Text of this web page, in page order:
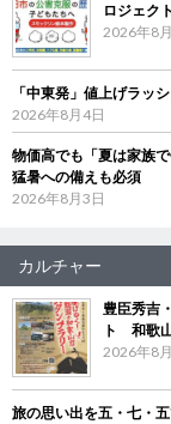
ロジェク
2026年8
「中東発」値上げラッ
2026年8月4日
物価高でも「夏は家族
猛暑への備えも必須
2026年8月3日
カルチャー
豊臣秀吉
ト 和歌
2026年8
旅の思い出を五・七・